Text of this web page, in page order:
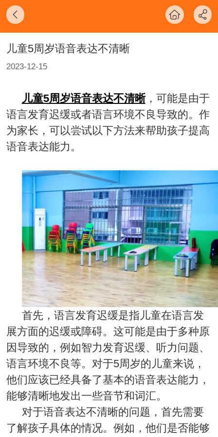
儿童5周岁语音表达不清晰
2023-12-15
儿童5周岁语音表达不清晰，可能是由于
语言发育迟缓或者语言环境不良导致的。作
为家长，可以尝试以下方法来帮助孩子提高
语音表达能力。
首先，语言发育迟缓是指儿童在语言发
展方面的迟缓或障碍。这可能是由于多种原
因导致的，例如智力发育迟缓、听力问题、
语言环境不良等。对于5周岁的儿童来说，
他们应该已经具备了基本的语音表达能力，
能够清晰地发出一些音节和词汇。
对于语音表达不清晰的问题，首先需要
了解孩子具体的情况。例如，他们是否能够